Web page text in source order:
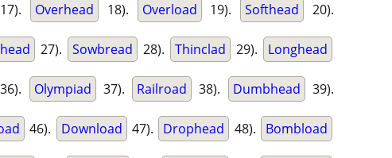
17). Overhead 18). Overload 19). Softhead 20).
27). Sowbread 28). Thinclad 29). Longhead
36). Olympiad 37). Railroad 38). Dumbhead 39).
46). Download 47). Drophead 48). Bombload